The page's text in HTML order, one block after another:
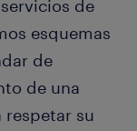
de
esquemas
de
de una
respetar su